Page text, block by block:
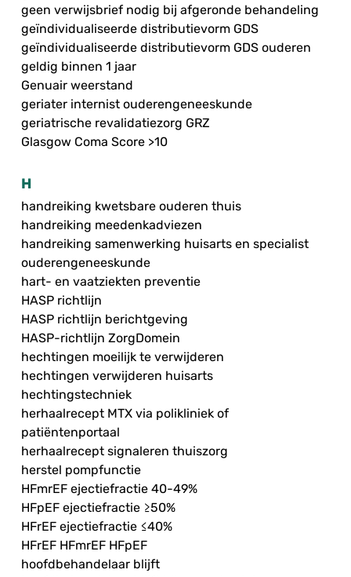
geen verwijsbrief nodig bij afgeronde behandeling
geïndividualiseerde distributievorm GDS
geïndividualiseerde distributievorm GDS ouderen
geldig binnen 1 jaar
Genuair weerstand
geriater internist ouderengeneeskunde
geriatrische revalidatiezorg GRZ
Glasgow Coma Score >10
H
handreiking kwetsbare ouderen thuis
handreiking meedenkadviezen
handreiking samenwerking huisarts en specialist
ouderengeneeskunde
hart- en vaatziekten preventie
HASP richtlijn
HASP richtlijn berichtgeving
HASP-richtlijn ZorgDomein
hechtingen moeilijk te verwijderen
hechtingen verwijderen huisarts
hechtingstechniek
herhaalrecept MTX via polikliniek of
patiëntenportaal
herhaalrecept signaleren thuiszorg
herstel pompfunctie
HFmrEF ejectiefractie 40-49%
HFpEF ejectiefractie ≥50%
HFrEF ejectiefractie ≤40%
HFrEF HFmrEF HFpEF
hoofdbehandelaar blijft